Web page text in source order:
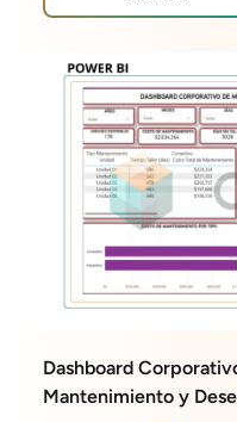
Dashboard
Mantenimiento y